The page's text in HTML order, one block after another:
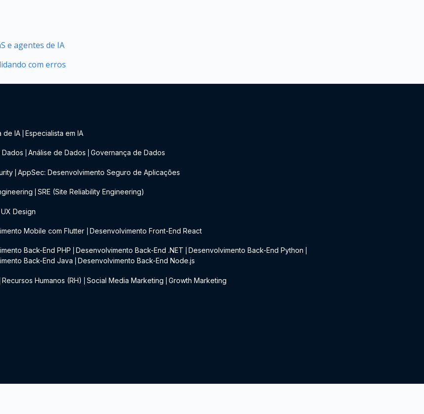
e agentes de IA
com erros
de IA Especialista em IA
Análise de Dados Governança de Dados
AppSec: Desenvolvimento Seguro de Aplicações
SRE (Site Reliability Engineering)
UX Design
Mobile com Flutter Desenvolvimento Front-End React
Back-End PHP Desenvolvimento Back-End .NET Desenvolvimento Back-End Python
Back-End Java Desenvolvimento Back-End Node.js
Recursos Humanos (RH) Social Media Marketing Growth Marketing